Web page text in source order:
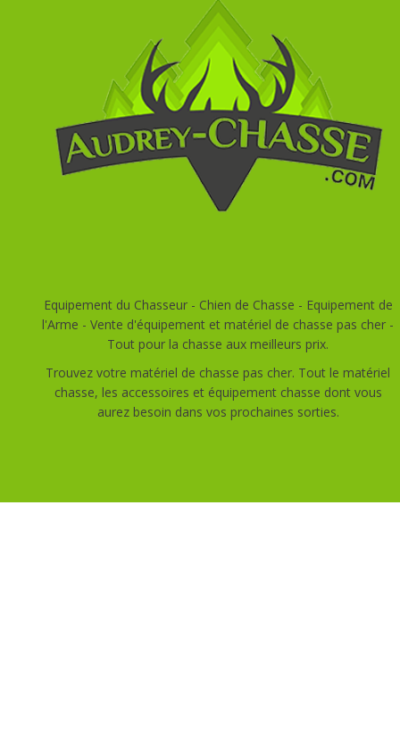
Equipement du Chasseur - Chien de Chasse - Equipement de
l'Arme - Vente d'équipement et matériel de chasse pas cher -
Tout pour la chasse aux meilleurs prix.
Trouvez votre matériel de chasse pas cher. Tout le matériel
chasse, les accessoires et équipement chasse dont vous
aurez besoin dans vos prochaines sorties.